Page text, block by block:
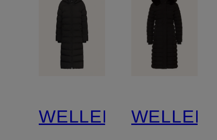
Kapuze
WELLENSTEYN